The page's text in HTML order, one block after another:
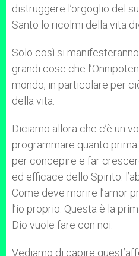
distruggere l’orgoglio del
Santo lo ricolmi della vita
Solo così si
grandi cose che
mondo, in particolare per
della vita.
Diciamo allora che c’è un
programmare quanto prima
per concepire e far
ed efficace dello Spirito:
Come deve morire l’amor
l’io proprio. Questa è la
Dio vuole fare con noi.
Vediamo di capire